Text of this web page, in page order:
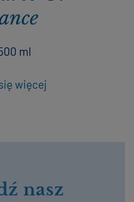
ml
więcej
nasz